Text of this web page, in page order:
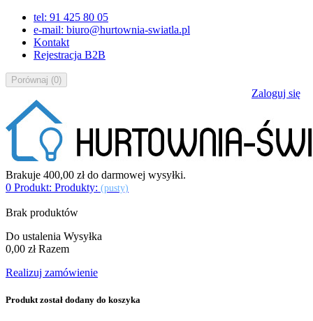
tel: 91 425 80 05
e-mail: biuro@hurtownia-swiatla.pl
Kontakt
Rejestracja B2B
Porównaj (0)
Zaloguj się
Brakuje 400,00 złdo darmowej wysyłki.
0 Produkt: Produkty: (pusty)
Brak produktów
Do ustalenia Wysyłka
0,00 zł Razem
Realizuj zamówienie
Produkt został dodany do koszyka